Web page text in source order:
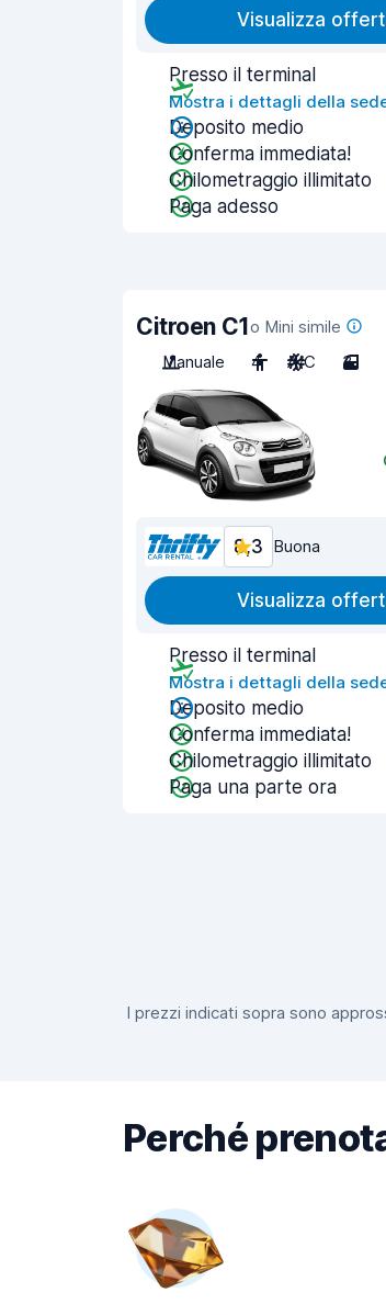
Visualizza
Presso il terminal
Mostra i dettagli della
Deposito medio
Conferma immediata!
Chilometraggio illimitato
Paga adesso
Citroen C1o Mini simile
Manuale
4 A/C 3
8,3 Buona
Visualizza
Presso il terminal
Mostra i dettagli della
Deposito medio
Conferma immediata!
Chilometraggio illimitato
Paga una parte ora
I prezzi indicati sopra sono
Perché